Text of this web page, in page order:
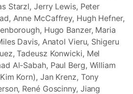
Starzl, Jerry Lewis, Peter
Anne McCaffrey, Hugh Hefner,
Hugo Banzer, Maria
Davis, Anatol Vieru, Shigeru
Tadeusz Konwicki, Mel
Al-Sabah, Paul Berg, William
Korn), Jan Krenz, Tony
René Goscinny, Jiang